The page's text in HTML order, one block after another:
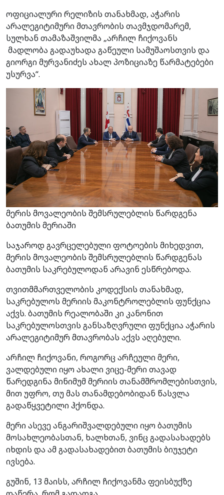
ოფიციალური რელიზის თანახმად, აჭარის
არალეგიტიმური მთავრობის თავმჯდომარემ,
სულხან თამაზაშვილმა „არჩილ ჩიქოვანს
მადლობა გადაუხადა გაწეული სამუშაოსთვის და
გიორგი მურვანიძეს ახალ პოზიციაზე წარმატებები
უსურვა“.
მერის მოვალეობის შემსრულებლის წარდგენა
ბათუმის მერიაში
საჯაროდ გავრცელებული ფოტოების მიხედვით,
მერის მოვალეობის შემსრულებლის წარდგენას
ბათუმის საკრებულოდან არავინ ესწრებოდა.
თვითმმართველობის კოდექსის თანახმად,
საკრებულოს მერიის მაკონტროლებლის ფუნქცია
აქვს. ბათუმის რეალობაში კი კანონით
საკრებულოსთვის განსაზღვრული ფუნქცია აჭარის
არალეგიტიმურ მთავრობას აქვს აღებული.
არჩილ ჩიქოვანი, როგორც არჩეული მერი,
ვალდებული იყო ახალი ვიცე-მერი თავად
წარედგინა მინიმუმ მერიის თანამშრომლებისთვის,
მით უფრო, თუ მას თანამდებობიდან წასვლა
გადაწყვეტილი ჰქონდა.
მერი ასევე ანგარიშვალდებული იყო ბათუმის
მოსახლეობასთან, ხალხთან, ვინც გადასახადებს
იხდის და ამ გადასახადებით ბათუმის ბიუჯეტი
ივსება.
გუშინ, 13 მაისს, არჩილ ჩიქოვანმა ფეისბუქზე